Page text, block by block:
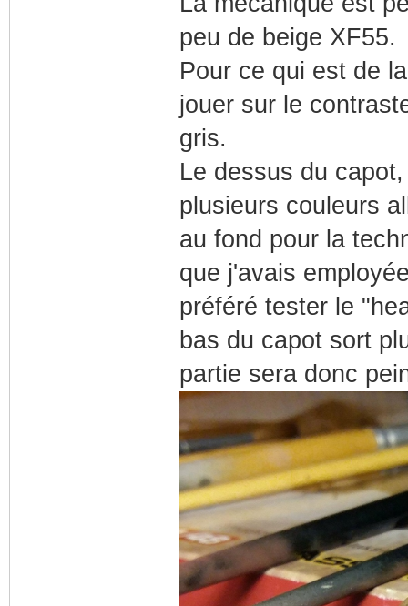
peu de beige XF55.
Pour ce qui est de
jouer sur le
gris.
Le dessus du
plusieurs couleurs
au fond pour la
que j'avais
préféré tester le
bas du capot sort
partie sera donc